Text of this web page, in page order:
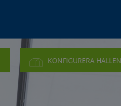
KONFIGURERA HALLEN